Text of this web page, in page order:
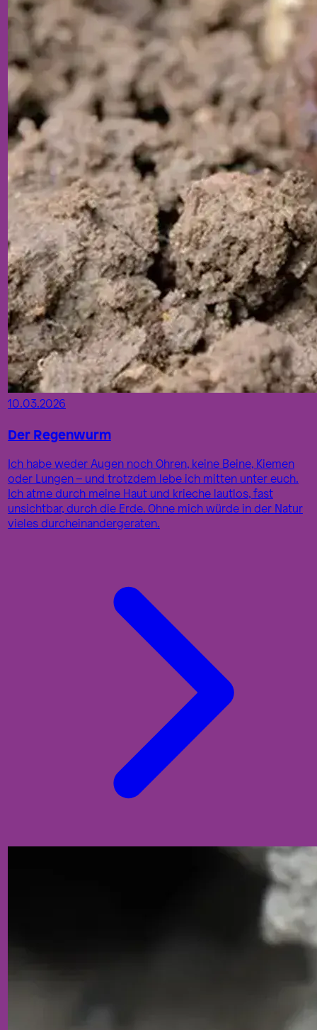
10.03.2026
Der Regenwurm
Ich habe weder Augen noch Ohren, keine Beine, Kiemen
oder Lungen – und trotzdem lebe ich mitten unter euch.
Ich atme durch meine Haut und krieche lautlos, fast
unsichtbar, durch die Erde. Ohne mich würde in der Natur
vieles durcheinandergeraten.